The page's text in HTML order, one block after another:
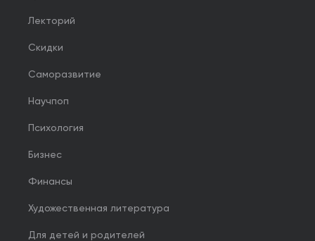
Лекторий
Скидки
Саморазвитие
Научпоп
Психология
Бизнес
Финансы
Художественная литература
Для детей и родителей